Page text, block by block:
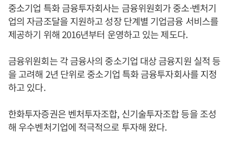
중소기업 특화 금융투자회사는 금융위원회가 중소·벤처기
업의 자금조달을 지원하고 성장 단계별 기업금융 서비스를
제공하기 위해 2016년부터 운영하고 있는 제도다.
금융위원회는 각 금융사의 중소기업 대상 금융지원 실적 등
을 고려해 2년 단위로 중소기업 특화 금융투자회사를 지정
하고 있다.
한화투자증권은 벤처투자조합, 신기술투자조합 등을 조성
해 우수벤처기업에 적극적으로 투자해 왔다.